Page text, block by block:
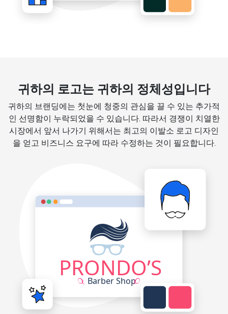
귀하의 로고는 귀하의 정체성입니다
귀하의 브랜딩에는 첫눈에 청중의 관심을 끌 수 있는 추가적
인 선명함이 누락되었을 수 있습니다. 따라서 경쟁이 치열한
시장에서 앞서 나가기 위해서는 최고의 이발소 로고 디자인
을 얻고 비즈니스 요구에 따라 수정하는 것이 필요합니다.